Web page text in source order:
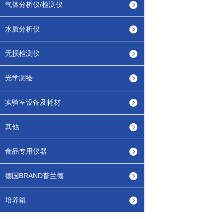
气体分析仪/检测仪
水质分析仪
无损检测仪
光学测绘
实验室设备及耗材
其他
食品专用仪器
德国BRAND普兰德
培养箱